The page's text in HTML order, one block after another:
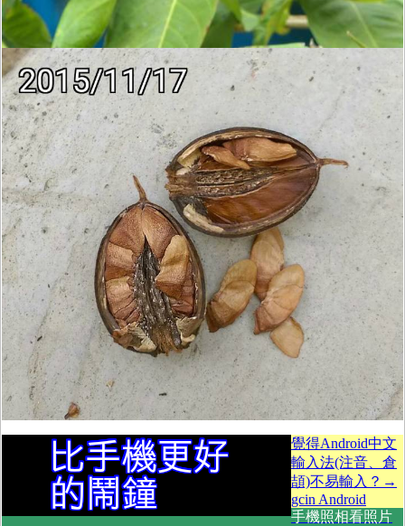
覺得Android中文
輸入法(注音、倉
頡)不易輸入？→
gcin Android
手機照相看照片